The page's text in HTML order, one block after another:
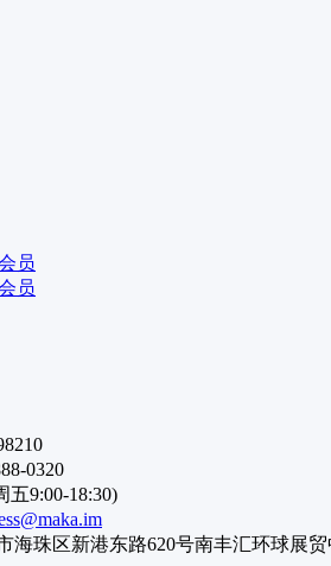
员
员
0320
9:00-18:30)
海珠区新港东路620号南丰汇环球展贸